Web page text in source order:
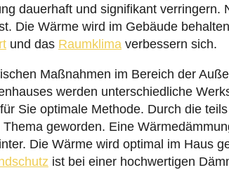
Die Wärme wird im Gebäude
und dasRaumklima verbessern sich.
werden unterschiedliche
Sie optimale Methode. Durch die teils
geworden. Eine
Die Wärme wird optimal im Haus
ist bei einer hochwertigen